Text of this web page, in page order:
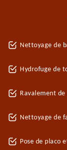
Nettoyage de
Hydrofuge de
Ravalement
Nettoyage de
Pose de placo